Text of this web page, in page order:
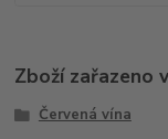
Zboží zařazeno
Červená vína